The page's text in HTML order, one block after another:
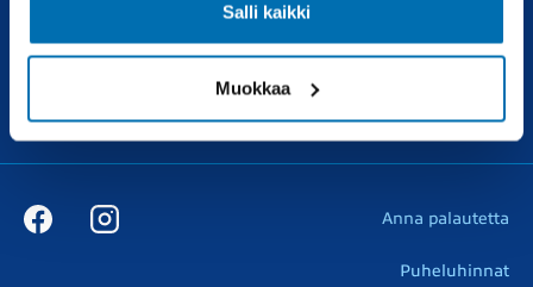
Salli kaikki
Muokkaa
Ota yhteyttä
Anna palautetta
Puheluhinnat